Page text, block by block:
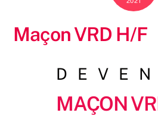
Maçon VRD H/F
Maçon